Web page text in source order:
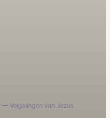
— Volgelingen van Jezus